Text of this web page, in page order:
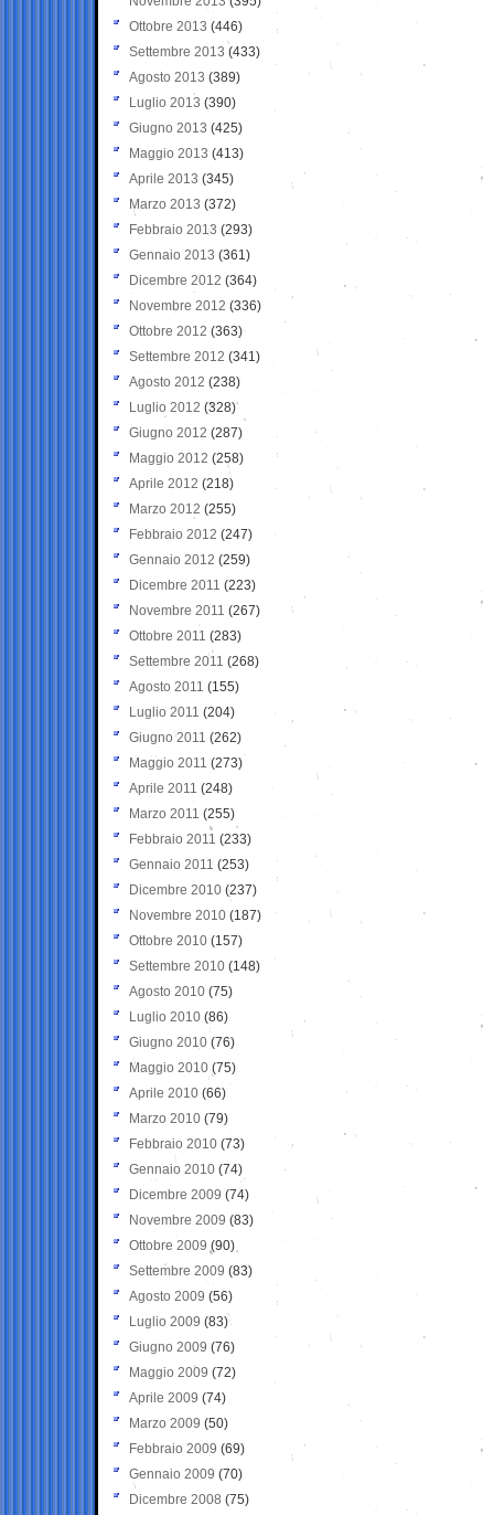
Ottobre 2013 (446)
Settembre 2013 (433)
Agosto 2013 (389)
Luglio 2013 (390)
Giugno 2013 (425)
Maggio 2013 (413)
Aprile 2013 (345)
Marzo 2013 (372)
Febbraio 2013 (293)
Gennaio 2013 (361)
Dicembre 2012 (364)
Novembre 2012 (336)
Ottobre 2012 (363)
Settembre 2012 (341)
Agosto 2012 (238)
Luglio 2012 (328)
Giugno 2012 (287)
Maggio 2012 (258)
Aprile 2012 (218)
Marzo 2012 (255)
Febbraio 2012 (247)
Gennaio 2012 (259)
Dicembre 2011 (223)
Novembre 2011 (267)
Ottobre 2011 (283)
Settembre 2011 (268)
Agosto 2011 (155)
Luglio 2011 (204)
Giugno 2011 (262)
Maggio 2011 (273)
Aprile 2011 (248)
Marzo 2011 (255)
Febbraio 2011 (233)
Gennaio 2011 (253)
Dicembre 2010 (237)
Novembre 2010 (187)
Ottobre 2010 (157)
Settembre 2010 (148)
Agosto 2010 (75)
Luglio 2010 (86)
Giugno 2010 (76)
Maggio 2010 (75)
Aprile 2010 (66)
Marzo 2010 (79)
Febbraio 2010 (73)
Gennaio 2010 (74)
Dicembre 2009 (74)
Novembre 2009 (83)
Ottobre 2009 (90)
Settembre 2009 (83)
Agosto 2009 (56)
Luglio 2009 (83)
Giugno 2009 (76)
Maggio 2009 (72)
Aprile 2009 (74)
Marzo 2009 (50)
Febbraio 2009 (69)
Gennaio 2009 (70)
Dicembre 2008 (75)